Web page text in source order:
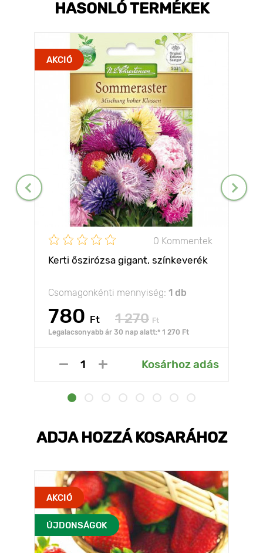
HASONLÓ TERMÉKEK
AKCIÓ
0 Kommentek
Kerti őszirózsa gigant, színkeverék
Csomagonkénti mennyiség: 1 db
780 Ft 1 270 Ft
Legalacsonyabb ár 30 nap alatt:* 1 270 Ft
Kosárhoz adás
ADJA HOZZÁ KOSARÁHOZ
AKCIÓ
ÚJDONSÁGOK